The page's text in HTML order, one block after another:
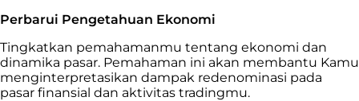
Perbarui Pengetahuan Ekonomi
Tingkatkan pemahamanmu tentang ekonomi dan
dinamika pasar. Pemahaman ini akan membantu Kamu
menginterpretasikan dampak redenominasi pada
pasar finansial dan aktivitas tradingmu.